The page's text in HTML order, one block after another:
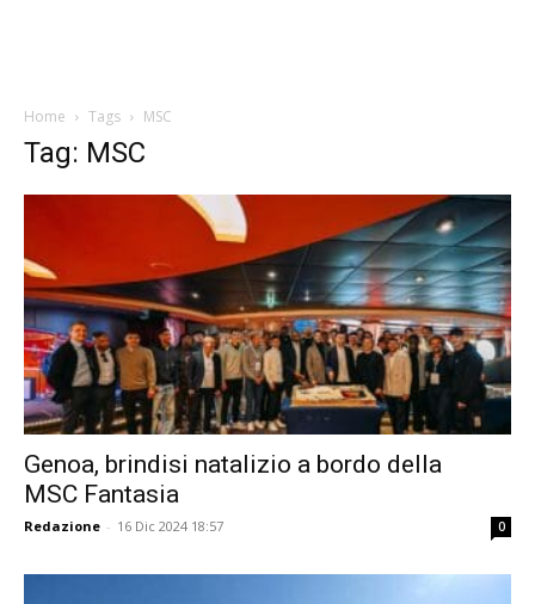
Home Tags MSC
Tag: MSC
Genoa, brindisi natalizio a bordo della
MSC Fantasia
Redazione - 16 Dic 2024 18:57 0